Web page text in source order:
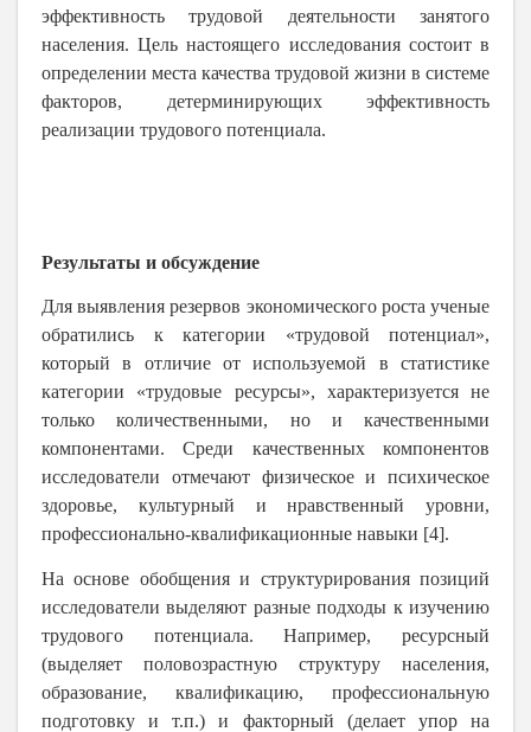
эффективность трудовой деятельности занятого
населения. Цель настоящего исследования состоит в
определении места качества трудовой жизни в системе
факторов, детерминирующих эффективность
реализации трудового потенциала.
Результаты и обсуждение
Для выявления резервов экономического роста ученые
обратились к категории «трудовой потенциал»,
который в отличие от используемой в статистике
категории «трудовые ресурсы», характеризуется не
только количественными, но и качественными
компонентами. Среди качественных компонентов
исследователи отмечают физическое и психическое
здоровье, культурный и нравственный уровни,
профессионально-квалификационные навыки [4].
На основе обобщения и структурирования позиций
исследователи выделяют разные подходы к изучению
трудового потенциала. Например, ресурсный
(выделяет половозрастную структуру населения,
образование, квалификацию, профессиональную
подготовку и т.п.) и факторный (делает упор на